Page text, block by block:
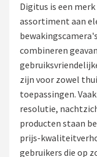
Camera
NAS
Shop
POPULAIRE
Eufy
Digitus is een
assortiment aan
combineren
zijn voor zowel
toepassingen.
resolutie,
producten staan
prijs-
gebruikers die op